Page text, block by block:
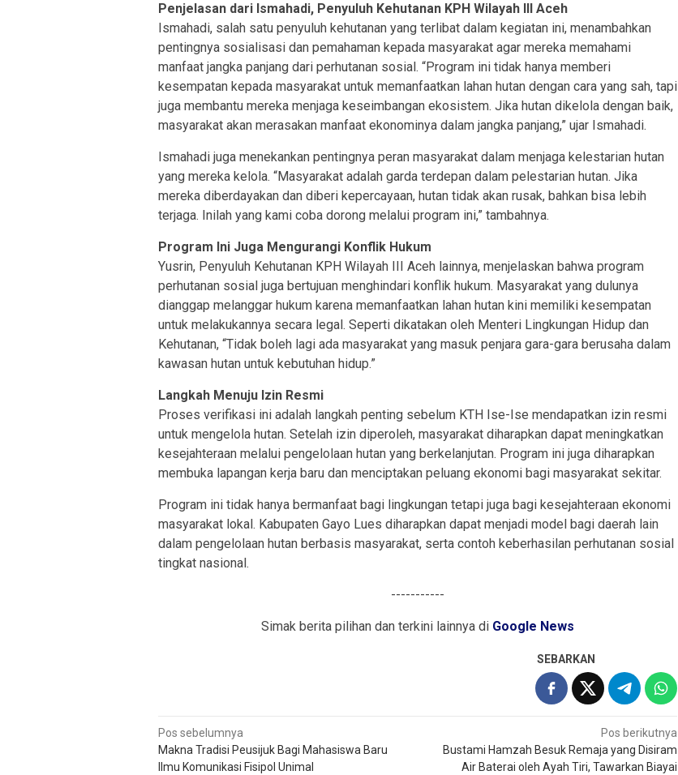
Penjelasan dari Ismahadi, Penyuluh Kehutanan KPH Wilayah III Aceh
Ismahadi, salah satu penyuluh kehutanan yang terlibat dalam kegiatan ini, menambahkan
pentingnya sosialisasi dan pemahaman kepada masyarakat agar mereka memahami
manfaat jangka panjang dari perhutanan sosial. “Program ini tidak hanya memberi
kesempatan kepada masyarakat untuk memanfaatkan lahan hutan dengan cara yang sah, tapi
juga membantu mereka menjaga keseimbangan ekosistem. Jika hutan dikelola dengan baik,
masyarakat akan merasakan manfaat ekonominya dalam jangka panjang,” ujar Ismahadi.
Ismahadi juga menekankan pentingnya peran masyarakat dalam menjaga kelestarian hutan
yang mereka kelola. “Masyarakat adalah garda terdepan dalam pelestarian hutan. Jika
mereka diberdayakan dan diberi kepercayaan, hutan tidak akan rusak, bahkan bisa lebih
terjaga. Inilah yang kami coba dorong melalui program ini,” tambahnya.
Program Ini Juga Mengurangi Konflik Hukum
Yusrin, Penyuluh Kehutanan KPH Wilayah III Aceh lainnya, menjelaskan bahwa program
perhutanan sosial juga bertujuan menghindari konflik hukum. Masyarakat yang dulunya
dianggap melanggar hukum karena memanfaatkan lahan hutan kini memiliki kesempatan
untuk melakukannya secara legal. Seperti dikatakan oleh Menteri Lingkungan Hidup dan
Kehutanan, “Tidak boleh lagi ada masyarakat yang masuk penjara gara-gara berusaha dalam
kawasan hutan untuk kebutuhan hidup.”
Langkah Menuju Izin Resmi
Proses verifikasi ini adalah langkah penting sebelum KTH Ise-Ise mendapatkan izin resmi
untuk mengelola hutan. Setelah izin diperoleh, masyarakat diharapkan dapat meningkatkan
kesejahteraan melalui pengelolaan hutan yang berkelanjutan. Program ini juga diharapkan
membuka lapangan kerja baru dan menciptakan peluang ekonomi bagi masyarakat sekitar.
Program ini tidak hanya bermanfaat bagi lingkungan tetapi juga bagi kesejahteraan ekonomi
masyarakat lokal. Kabupaten Gayo Lues diharapkan dapat menjadi model bagi daerah lain
dalam pengelolaan hutan berbasis masyarakat, serta contoh keberhasilan perhutanan sosial
tingkat nasional.
-----------
Simak berita pilihan dan terkini lainnya di Google News
SEBARKAN
Navigasi
pos
Pos sebelumnya
Makna Tradisi Peusijuk Bagi Mahasiswa Baru
Ilmu Komunikasi Fisipol Unimal
Pos berikutnya
Bustami Hamzah Besuk Remaja yang Disiram
Air Baterai oleh Ayah Tiri, Tawarkan Biayai